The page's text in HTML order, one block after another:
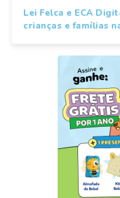
Lei Felca e ECA
crianças e famílias